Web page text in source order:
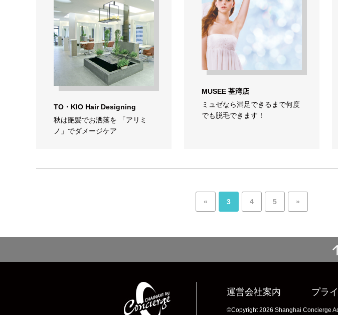
TO・KIO Hair Designing
秋は艶髪でお洒落を 「アリミ
ノ」でダメージケア
MUSEE 荃湾店
ミュゼなら満足できるまで何度
でも脱毛できます！
« 3 4 5 »
運営会社案内 プラ
©Copyright 2026 Shanghai Concierge